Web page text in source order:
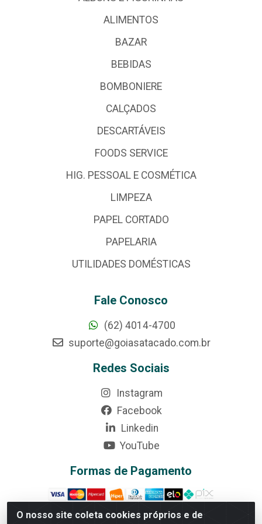
O nosso site coleta cookies próprios e de
ALIMENTOS
BAZAR
BEBIDAS
BOMBONIERE
CALÇADOS
DESCARTÁVEIS
FOODS SERVICE
HIG. PESSOAL E COSMÉTICA
LIMPEZA
PAPEL CORTADO
PAPELARIA
UTILIDADES DOMÉSTICAS
Fale Conosco
(62) 4014-4700
suporte@goiasatacado.com.br
Redes Sociais
Instagram
Facebook
Linkedin
YouTube
Formas de Pagamento